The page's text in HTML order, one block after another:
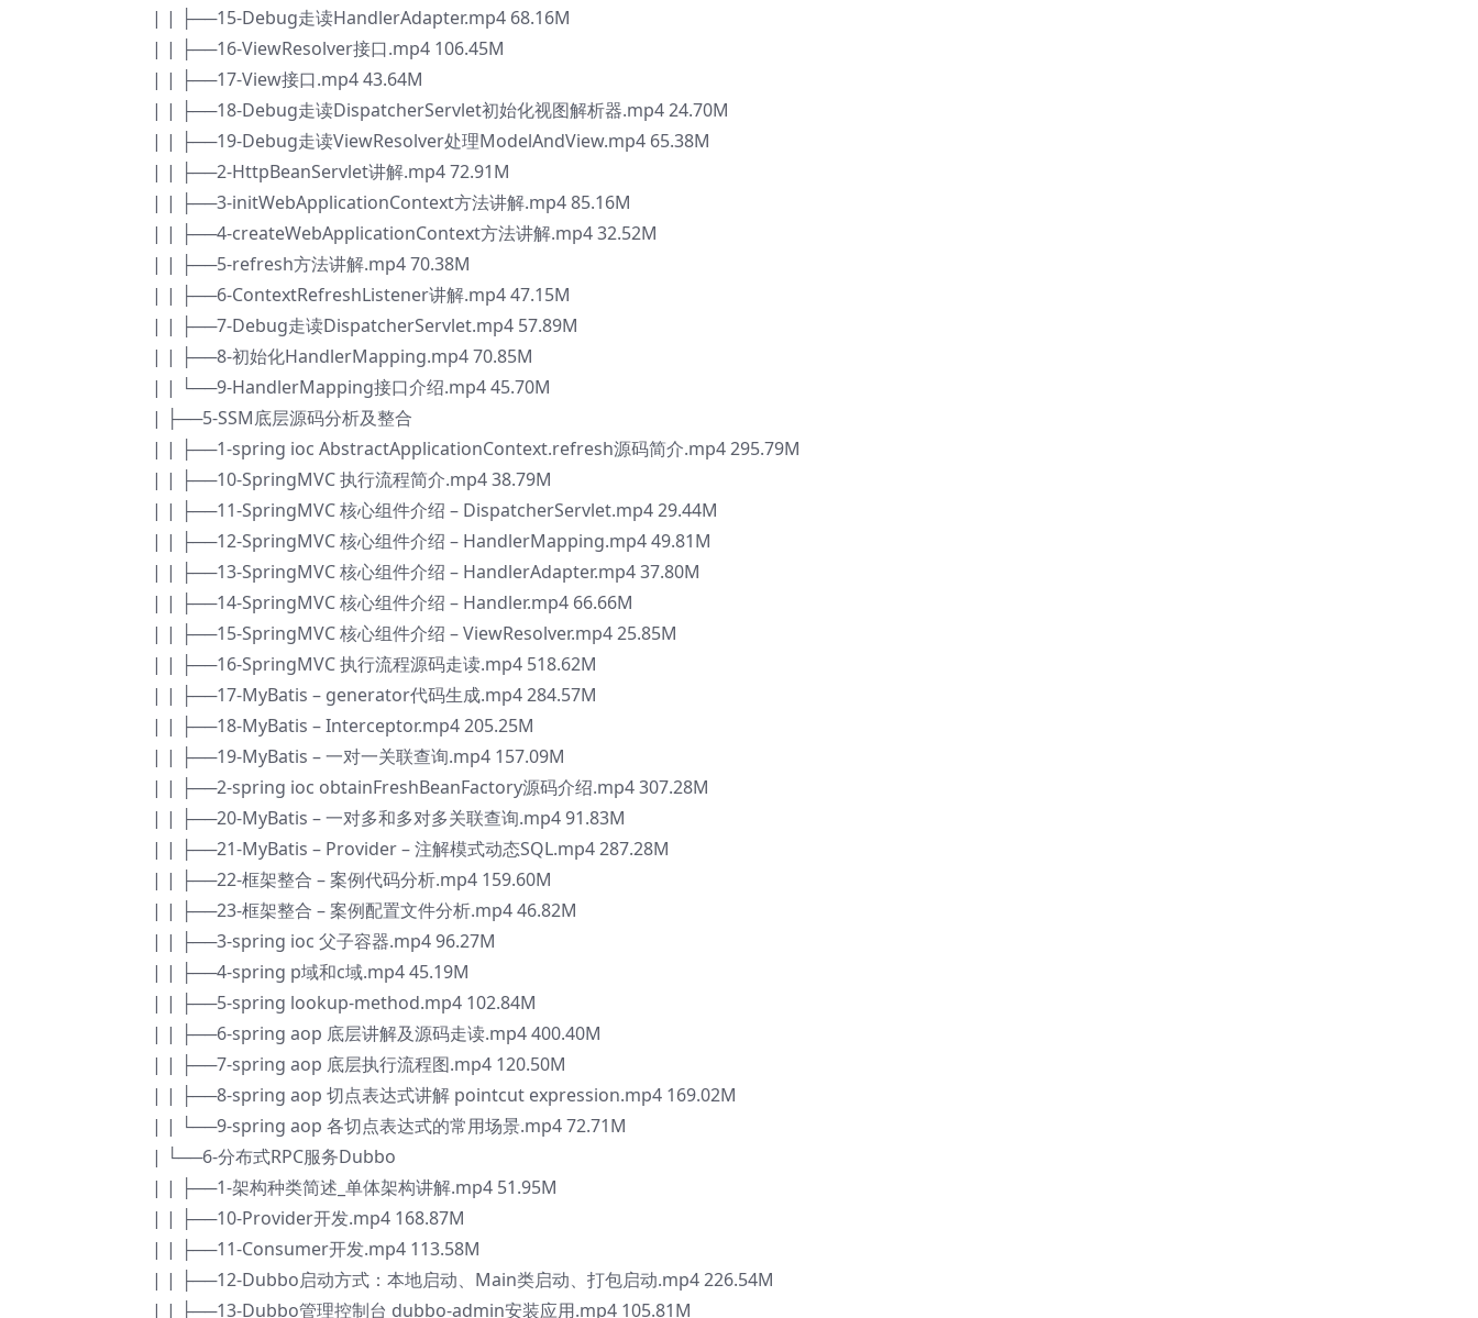
| | ├──15-Debug走读HandlerAdapter.mp4 68.16M
| | ├──16-ViewResolver接口.mp4 106.45M
| | ├──17-View接口.mp4 43.64M
| | ├──18-Debug走读DispatcherServlet初始化视图解析器.mp4 24.70M
| | ├──19-Debug走读ViewResolver处理ModelAndView.mp4 65.38M
| | ├──2-HttpBeanServlet讲解.mp4 72.91M
| | ├──3-initWebApplicationContext方法讲解.mp4 85.16M
| | ├──4-createWebApplicationContext方法讲解.mp4 32.52M
| | ├──5-refresh方法讲解.mp4 70.38M
| | ├──6-ContextRefreshListener讲解.mp4 47.15M
| | ├──7-Debug走读DispatcherServlet.mp4 57.89M
| | ├──8-初始化HandlerMapping.mp4 70.85M
| | └──9-HandlerMapping接口介绍.mp4 45.70M
| ├──5-SSM底层源码分析及整合
| | ├──1-spring ioc AbstractApplicationContext.refresh源码简介.mp4 295.79M
| | ├──10-SpringMVC 执行流程简介.mp4 38.79M
| | ├──11-SpringMVC 核心组件介绍 – DispatcherServlet.mp4 29.44M
| | ├──12-SpringMVC 核心组件介绍 – HandlerMapping.mp4 49.81M
| | ├──13-SpringMVC 核心组件介绍 – HandlerAdapter.mp4 37.80M
| | ├──14-SpringMVC 核心组件介绍 – Handler.mp4 66.66M
| | ├──15-SpringMVC 核心组件介绍 – ViewResolver.mp4 25.85M
| | ├──16-SpringMVC 执行流程源码走读.mp4 518.62M
| | ├──17-MyBatis – generator代码生成.mp4 284.57M
| | ├──18-MyBatis – Interceptor.mp4 205.25M
| | ├──19-MyBatis – 一对一关联查询.mp4 157.09M
| | ├──2-spring ioc obtainFreshBeanFactory源码介绍.mp4 307.28M
| | ├──20-MyBatis – 一对多和多对多关联查询.mp4 91.83M
| | ├──21-MyBatis – Provider – 注解模式动态SQL.mp4 287.28M
| | ├──22-框架整合 – 案例代码分析.mp4 159.60M
| | ├──23-框架整合 – 案例配置文件分析.mp4 46.82M
| | ├──3-spring ioc 父子容器.mp4 96.27M
| | ├──4-spring p域和c域.mp4 45.19M
| | ├──5-spring lookup-method.mp4 102.84M
| | ├──6-spring aop 底层讲解及源码走读.mp4 400.40M
| | ├──7-spring aop 底层执行流程图.mp4 120.50M
| | ├──8-spring aop 切点表达式讲解 pointcut expression.mp4 169.02M
| | └──9-spring aop 各切点表达式的常用场景.mp4 72.71M
| └──6-分布式RPC服务Dubbo
| | ├──1-架构种类简述_单体架构讲解.mp4 51.95M
| | ├──10-Provider开发.mp4 168.87M
| | ├──11-Consumer开发.mp4 113.58M
| | ├──12-Dubbo启动方式：本地启动、Main类启动、打包启动.mp4 226.54M
| | ├──13-Dubbo管理控制台 dubbo-admin安装应用.mp4 105.81M